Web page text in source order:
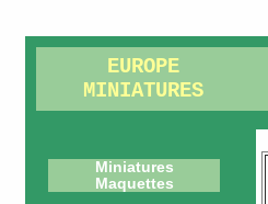
EUROPE
MINIATURES
Miniatures
Maquettes